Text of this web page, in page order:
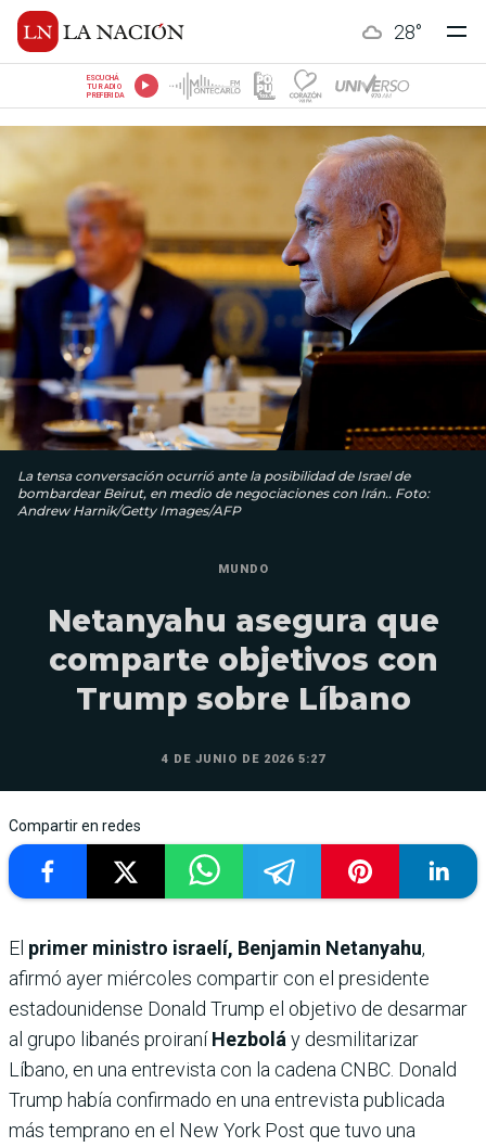
28°
ESCUCHÁ
TU RADIO
PREFERIDA
La tensa conversación ocurrió ante la posibilidad de Israel de
bombardear Beirut, en medio de negociaciones con Irán.. Foto:
Andrew Harnik/Getty Images/AFP
MUNDO
Netanyahu asegura que
comparte objetivos con
Trump sobre Líbano
4 DE JUNIO DE 2026 5:27
Compartir en redes
El primer ministro israelí, Benjamin Netanyahu,
afirmó ayer miércoles compartir con el presidente
estadounidense Donald Trump el objetivo de desarmar
al grupo libanés proiraníHezbolá y desmilitarizar
Líbano, en una entrevista con la cadena CNBC. Donald
Trump había confirmado en una entrevista publicada
más temprano en el New York Post que tuvo una